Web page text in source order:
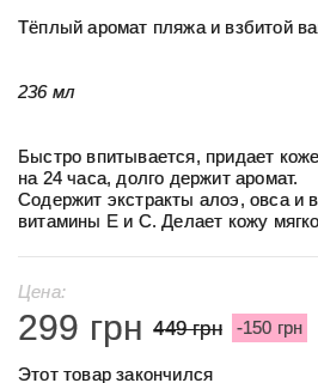
Тёплый аромат пляжа и взбитой
236 мл
Быстро впитывается, придает
на 24 часа, долго держит аромат.
Содержит экстракты алоэ, овса и
витамины E и C. Делает кожу
Цена:
299 грн 449 грн -150 грн
Этот товар закончился